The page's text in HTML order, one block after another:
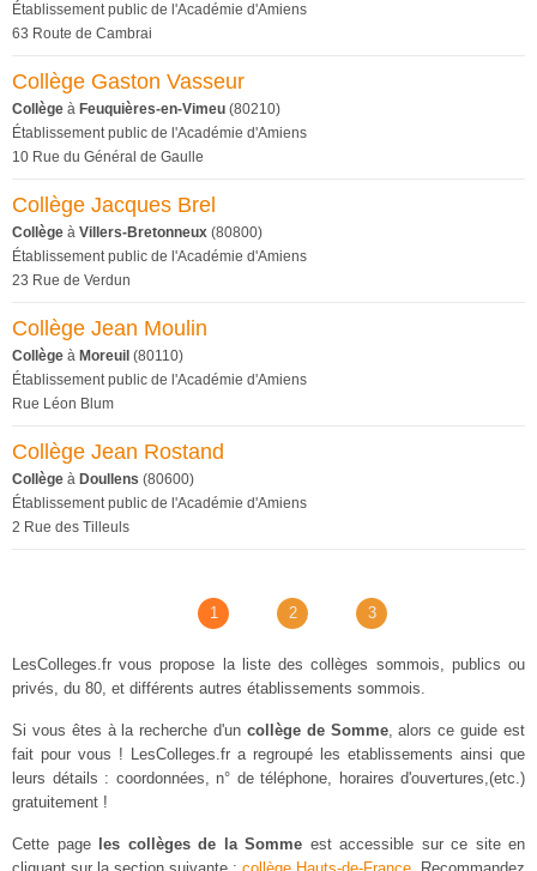
Établissement public de l'Académie d'Amiens
63 Route de Cambrai
Collège Gaston Vasseur
Collège à Feuquières-en-Vimeu (80210)
Établissement public de l'Académie d'Amiens
10 Rue du Général de Gaulle
Collège Jacques Brel
Collège à Villers-Bretonneux (80800)
Établissement public de l'Académie d'Amiens
23 Rue de Verdun
Collège Jean Moulin
Collège à Moreuil (80110)
Établissement public de l'Académie d'Amiens
Rue Léon Blum
Collège Jean Rostand
Collège à Doullens (80600)
Établissement public de l'Académie d'Amiens
2 Rue des Tilleuls
1 2 3
LesColleges.fr vous propose la liste des collèges sommois, publics ou
privés, du 80, et différents autres établissements sommois.
Si vous êtes à la recherche d'un collège de Somme, alors ce guide est
fait pour vous ! LesColleges.fr a regroupé les etablissements ainsi que
leurs détails : coordonnées, n° de téléphone, horaires d'ouvertures,(etc.)
gratuitement !
Cette page les collèges de la Somme est accessible sur ce site en